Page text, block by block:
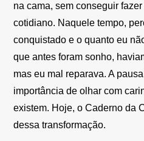
na cama, sem conseguir
cotidiano. Naquele tempo,
conquistado e o quanto eu
que antes foram sonho,
mas eu mal reparava. A
importância de olhar com
existem. Hoje, o Caderno da
dessa transformação.